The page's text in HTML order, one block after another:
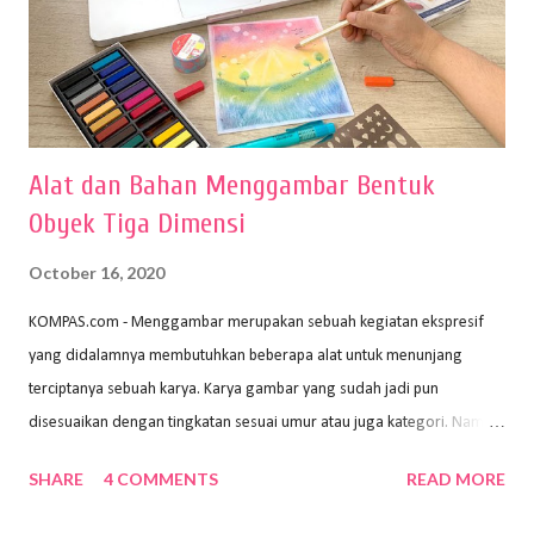
Alat dan Bahan Menggambar Bentuk
Obyek Tiga Dimensi
October 16, 2020
KOMPAS.com - Menggambar merupakan sebuah kegiatan ekspresif
yang didalamnya membutuhkan beberapa alat untuk menunjang
terciptanya sebuah karya. Karya gambar yang sudah jadi pun
disesuaikan dengan tingkatan sesuai umur atau juga kategori. Namun,
sehingga hasilnya bisa dilihat. Peran alat dan bahan sangat
SHARE 4 COMMENTS READ MORE